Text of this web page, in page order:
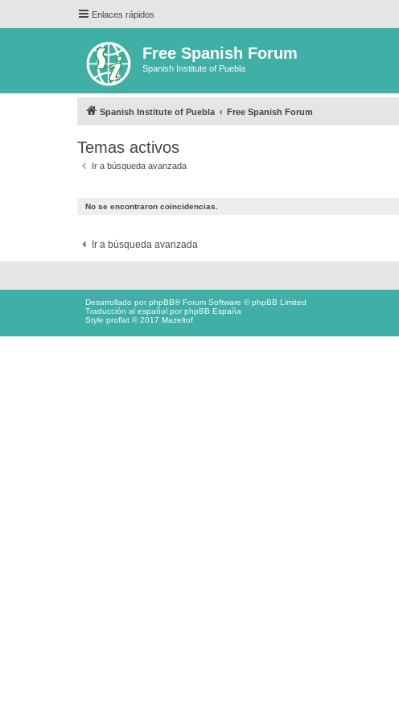
Enlaces rápidos
Free Spanish Forum
Spanish Institute of Puebla
Spanish Institute of Puebla Free Spanish Forum
Temas activos
Ir a búsqueda avanzada
No se encontraron coincidencias.
Ir a búsqueda avanzada
Desarrollado porphpBB® Forum Software © phpBB Limited
Traducción al español porphpBB España
Style proflat © 2017 Mazeltof